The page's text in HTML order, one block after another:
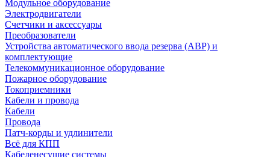
Модульное оборудование
Электродвигатели
Счетчики и аксессуары
Преобразователи
Устройства автоматического ввода резерва (АВР) и
комплектующие
Телекоммуникационное оборудование
Пожарное оборудование
Токоприемники
Кабели и провода
Кабели
Провода
Патч-корды и удлинители
Всё для КПП
Кабеленесущие системы